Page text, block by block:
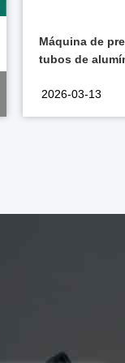
2025 conclui
começa com
2026-01-23